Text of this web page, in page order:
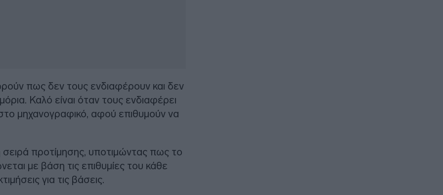
πως δεν τους ενδιαφέρουν και δεν
Καλό είναι όταν τους ενδιαφέρει
μηχανογραφικό, αφού επιθυμούν να
προτίμησης, υποτιμώντας πως το
με βάση τις επιθυμίες του κάθε
για τις βάσεις.